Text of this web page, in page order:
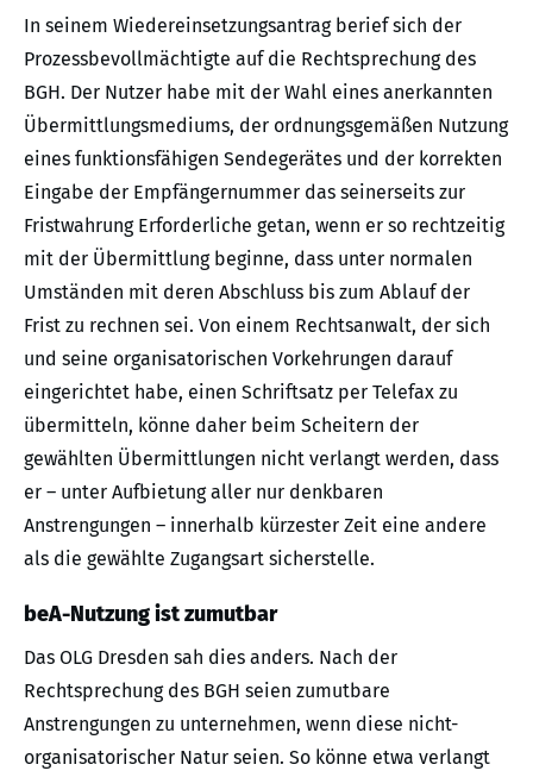
In seinem Wiedereinsetzungsantrag berief sich der
Prozessbevollmächtigte auf die Rechtsprechung des
BGH. Der Nutzer habe mit der Wahl eines anerkannten
Übermittlungsmediums, der ordnungsgemäßen Nutzung
eines funktionsfähigen Sendegerätes und der korrekten
Eingabe der Empfängernummer das seinerseits zur
Fristwahrung Erforderliche getan, wenn er so rechtzeitig
mit der Übermittlung beginne, dass unter normalen
Umständen mit deren Abschluss bis zum Ablauf der
Frist zu rechnen sei. Von einem Rechtsanwalt, der sich
und seine organisatorischen Vorkehrungen darauf
eingerichtet habe, einen Schriftsatz per Telefax zu
übermitteln, könne daher beim Scheitern der
gewählten Übermittlungen nicht verlangt werden, dass
er – unter Aufbietung aller nur denkbaren
Anstrengungen – innerhalb kürzester Zeit eine andere
als die gewählte Zugangsart sicherstelle.
beA-Nutzung ist zumutbar
Das OLG Dresden sah dies anders. Nach der
Rechtsprechung des BGH seien zumutbare
Anstrengungen zu unternehmen, wenn diese nicht-
organisatorischer Natur seien. So könne etwa verlangt